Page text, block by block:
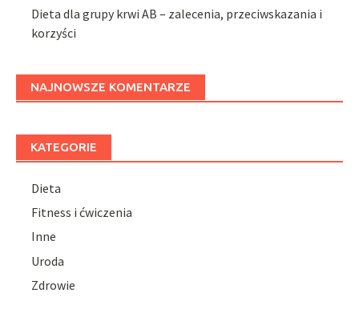
Dieta dla grupy krwi AB – zalecenia, przeciwskazania i
korzyści
NAJNOWSZE KOMENTARZE
KATEGORIE
Dieta
Fitness i ćwiczenia
Inne
Uroda
Zdrowie